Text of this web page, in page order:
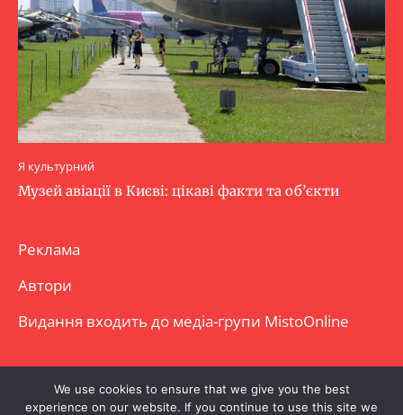
Я культурний
Музей авіації в Києві: цікаві факти та об’єкти
Реклама
Автори
Видання входить до медіа-групи MistoOnline
Copyright © Повне використання матеріалу
We use cookies to ensure that we give you the best
experience on our website. If you continue to use this site we